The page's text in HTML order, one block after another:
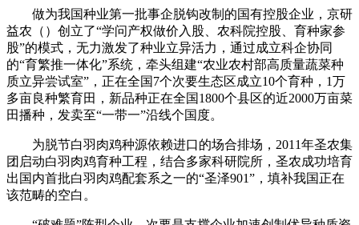
做为我国种业第一批事企脱钩改制的国有控股企业，京研
益农（）创立了“学问产权做价入股、农科院控股、育种家参
股”的模式，无力激发了种业立异活力，通过成立科企协同
的“育繁推一体化”系统，牵头组建“农业农村部高质量蔬菜种
质立异尝试室”，正在全国7个次要生态区成立10个育种，1万
多亩良种繁育田，新品种正在全国1800个县区的近2000万亩菜
田播种，发卖至“一带一”沿线个国度。
为脱节白羽肉鸡种源依赖进口的场合排场，2011年圣农集
团启动白羽肉鸡育种工程，结合多家科研院所，圣农成功培育
出国内首批白羽肉鸡配套系之一的“圣泽901”，填补我国正在
该范畴的空白。